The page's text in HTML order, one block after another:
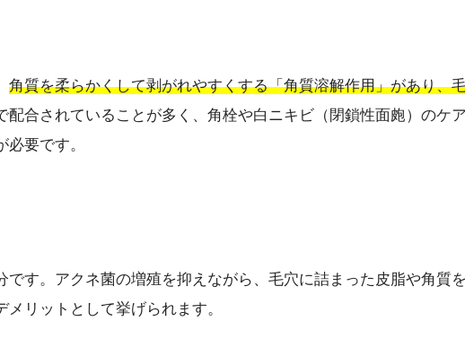
角質を柔らかくして剥がれやすくする「角質溶解作用」があり、
合されていることが多く、角栓や白ニキビ（閉鎖性面皰）のケ
要です。
す。アクネ菌の増殖を抑えながら、毛穴に詰まった皮脂や角質
リットとして挙げられます。